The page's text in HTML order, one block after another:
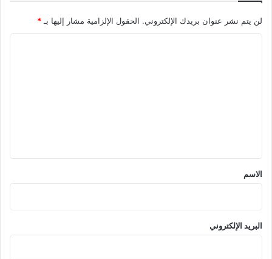
لن يتم نشر عنوان بريدك الإلكتروني. الحقول الإلزامية مشار إليها بـ *
*
الاسم
البريد الإلكتروني